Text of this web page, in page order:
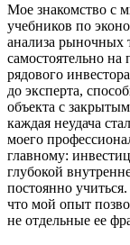
Мое знакомство с
учебников по
анализа рыночных
самостоятельно
рядового
до эксперта,
объекта с
каждая неудача
моего
главному:
глубокой
постоянно
что мой опыт
не отдельные ее